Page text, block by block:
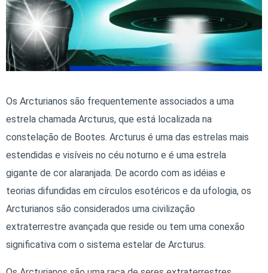
Os Arcturianos são frequentemente associados a uma
estrela chamada Arcturus, que está localizada na
constelação de Bootes. Arcturus é uma das estrelas mais
estendidas e visíveis no céu noturno e é uma estrela
gigante de cor alaranjada. De acordo com as idéias e
teorias difundidas em círculos esotéricos e da ufologia, os
Arcturianos são considerados uma civilização
extraterrestre avançada que reside ou tem uma conexão
significativa com o sistema estelar de Arcturus.